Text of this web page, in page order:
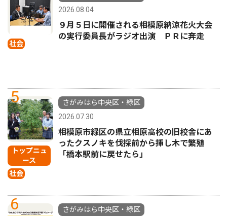
社会
2026.08.04
９月５日に開催される相模原納涼花火大会
の実行委員長がラジオ出演 ＰＲに奔走
5
トップニュ
ース
社会
さがみはら中央区・緑区
2026.07.30
相模原市緑区の県立相原高校の旧校舎にあ
ったクスノキを伐採前から挿し木で繁殖
「橋本駅前に戻せたら」
6
さがみはら中央区・緑区